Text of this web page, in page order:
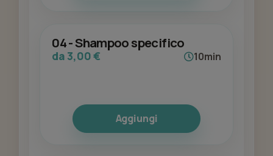
04 - Shampoo specifico
da 3,00 € 10min
Aggiungi